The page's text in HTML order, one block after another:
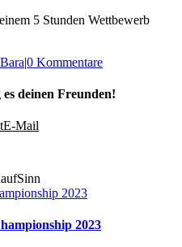
5 Stunden Wettbewerb
Bara|0 Kommentare
deinen Freunden!
E-Mail
2023
2023